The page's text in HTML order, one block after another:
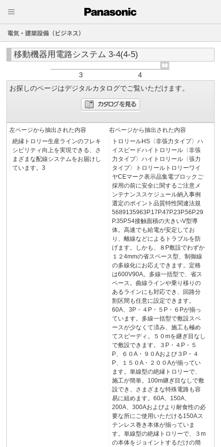
電気・建築設備（ビジネス）
移動機器用電路システム 3-4(4-5)
3
4
お探しのページはデジタルカタログでご覧いただけます。
左ページから抽出された内容
絶縁トロリー生産ラインのフレキ
シビリティ向上を実現できる、さ
まざまな配線システムをお届けし
ています。3
右ページから抽出された内容
トロリールHS〈非張力タイプ〉ハ
イスピードハイトロリール〈非張
力タイプ〉ハイトロリール〈張力
タイプ〉トロリールトロリーワイ
ヤCEマーク表示品集電ブロックご
採用の前に安全に関するご注意メ
ンテナンススケジュール納入事例
選定のポイント品質特性関連法規
5689135963P.17P.47P.23P.56P.29
P.35P.54接触面積の大きいV型導
体。高速でも給電が安定してお
り、離線などによるトラブルを防
げます。しかも、８P敷設でわずか
１２4mmの省スペース型、制御線
の多線化にお応えできます。定格
は600V90A。多線一括型で、省ス
ペース。曲線ラインや乗り移りの
あるラインにも対応でき、回路分
割区間も任意に設定できます。
60A、3P・４P・５P・６Pが揃っ
ています。多線一括型で敷設スペ
ースが少なくて済み、施工も極め
てスピーディ。５０mを継ぎ目なし
で敷設できます。３P・４P・５
P、６０A・９０Aおよび３P・４
P、１５０A・２００Aが揃ってい
ます。単線型の絶縁トロリーで、
施工が簡単。100m継ぎ目なしで敷
設でき、さまざまな特殊電路も容
易に組めます。60A、150A、
200A、300Aおよびより耐食性の必
要な所にご使用いただける150Aス
テンレス巻き本体が揃っていま
す。単線型の絶縁トロリーで、３m
の本体をジョイントするだけの簡